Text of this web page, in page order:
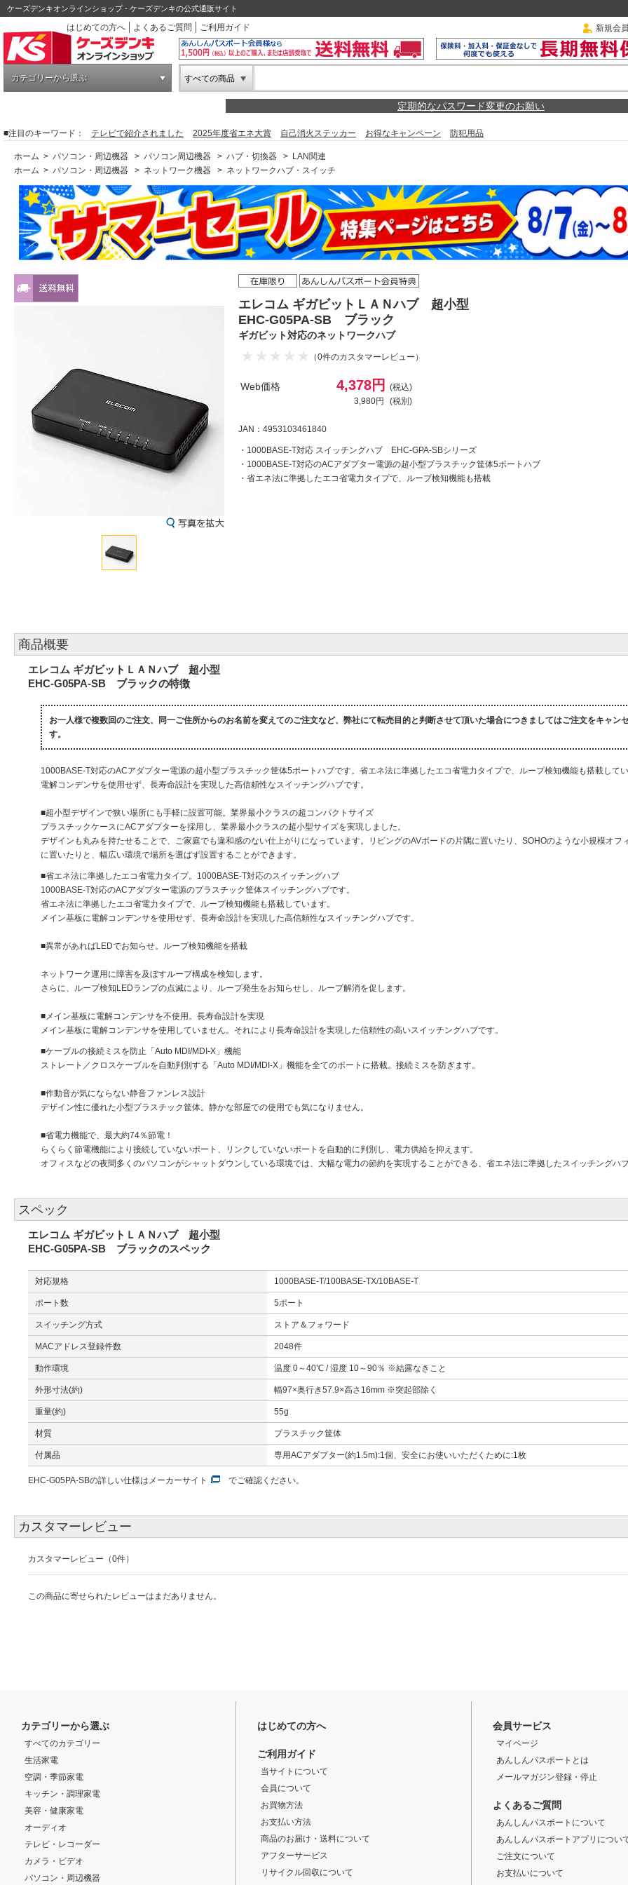
ケーズデンキオンラインショップ - ケーズデンキの公式通販サイト
はじめての方へ よくあるご質問 ご利用ガイド 新規会
カテゴリーから選ぶ すべての商品
定期的なパスワード変更のお願い
■注目のキーワード： テレビで紹介されました 2025年度省エネ大賞 自己消火ステッカー お得なキャンペーン 防犯用品
ホーム > パソコン・周辺機器 > パソコン周辺機器 > ハブ・切換器 > LAN関連
ホーム > パソコン・周辺機器 > ネットワーク機器 > ネットワークハブ・スイッチ
エレコム ギガビットＬＡＮハブ 超小型
EHC-G05PA-SB ブラック
ギガビット対応のネットワークハブ
（0件のカスタマーレビュー）
Web価格 4,378円
(税込)
3,980円
(税別)
JAN：4953103461840
・1000BASE-T対応 スイッチングハブ EHC-GPA-SBシリーズ
・1000BASE-T対応のACアダプター電源の超小型プラスチック筐体5ポートハブ
・省エネ法に準拠したエコ省電力タイプで、ループ検知機能も搭載
商品概要
エレコム ギガビットＬＡＮハブ 超小型
EHC-G05PA-SB ブラックの特徴
お一人様で複数回のご注文、同一ご住所からのお名前を変えてのご注文など、弊社にて転売目的と判断させて頂いた場合につきましてはご注文をキャン
す。
1000BASE-T対応のACアダプター電源の超小型プラスチック筐体5ポートハブです。省エネ法に準拠したエコ省電力タイプで、ループ検知機能も搭載して
電解コンデンサを使用せず、長寿命設計を実現した高信頼性なスイッチングハブです。
■超小型デザインで狭い場所にも手軽に設置可能。業界最小クラスの超コンパクトサイズ
プラスチックケースにACアダプターを採用し、業界最小クラスの超小型サイズを実現しました。
デザインも丸みを持たせることで、ご家庭でも違和感のない仕上がりになっています。リビングのAVボードの片隅に置いたり、SOHOのような小規模オフ
に置いたりと、幅広い環境で場所を選ばず設置することができます。
■省エネ法に準拠したエコ省電力タイプ。1000BASE-T対応のスイッチングハブ
1000BASE-T対応のACアダプター電源のプラスチック筐体スイッチングハブです。
省エネ法に準拠したエコ省電力タイプで、ループ検知機能も搭載しています。
メイン基板に電解コンデンサを使用せず、長寿命設計を実現した高信頼性なスイッチングハブです。
■異常があればLEDでお知らせ。ループ検知機能を搭載
ネットワーク運用に障害を及ぼすループ構成を検知します。
さらに、ループ検知LEDランプの点滅により、ループ発生をお知らせし、ループ解消を促します。
■メイン基板に電解コンデンサを不使用。長寿命設計を実現
メイン基板に電解コンデンサを使用していません。それにより長寿命設計を実現した信頼性の高いスイッチングハブです。
■ケーブルの接続ミスを防止「Auto MDI/MDI-X」機能
ストレート／クロスケーブルを自動判別する「Auto MDI/MDI-X」機能を全てのポートに搭載。接続ミスを防ぎます。
■作動音が気にならない静音ファンレス設計
デザイン性に優れた小型プラスチック筐体。静かな部屋での使用でも気になりません。
■省電力機能で、最大約74％節電！
らくらく節電機能により接続していないポート、リンクしていないポートを自動的に判別し、電力供給を抑えます。
オフィスなどの夜間多くのパソコンがシャットダウンしている環境では、大幅な電力の節約を実現することができる、省エネ法に準拠したスイッチングハ
スペック
エレコム ギガビットＬＡＮハブ 超小型
EHC-G05PA-SB ブラックのスペック
対応規格 1000BASE-T/100BASE-TX/10BASE-T
ポート数 5ポート
スイッチング方式 ストア＆フォワード
MACアドレス登録件数 2048件
動作環境 温度 0～40℃ / 湿度 10～90％ ※結露なきこと
外形寸法(約) 幅97×奥行き57.9×高さ16mm ※突起部除く
重量(約) 55g
材質 プラスチック筐体
付属品 専用ACアダプター(約1.5m):1個、安全にお使いいただくために:1枚
EHC-G05PA-SBの詳しい仕様は メーカーサイト でご確認ください。
カスタマーレビュー
カスタマーレビュー（0件）
この商品に寄せられたレビューはまだありません。
カテゴリーから選ぶ
すべてのカテゴリー
生活家電
空調・季節家電
キッチン・調理家電
美容・健康家電
オーディオ
テレビ・レコーダー
カメラ・ビデオ
パソコン・周辺機器
はじめての方へ
ご利用ガイド
当サイトについて
会員について
お買物方法
お支払い方法
商品のお届け・送料について
アフターサービス
リサイクル回収について
会員サービス
マイページ
あんしんパスポートとは
メールマガジン登録・停止
よくあるご質問
あんしんパスポートについて
あんしんパスポートアプリについ
ご注文について
お支払いについて